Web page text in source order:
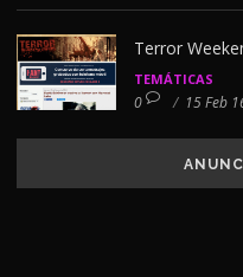
Terror
TEMÁTICAS
0 / 15 Feb